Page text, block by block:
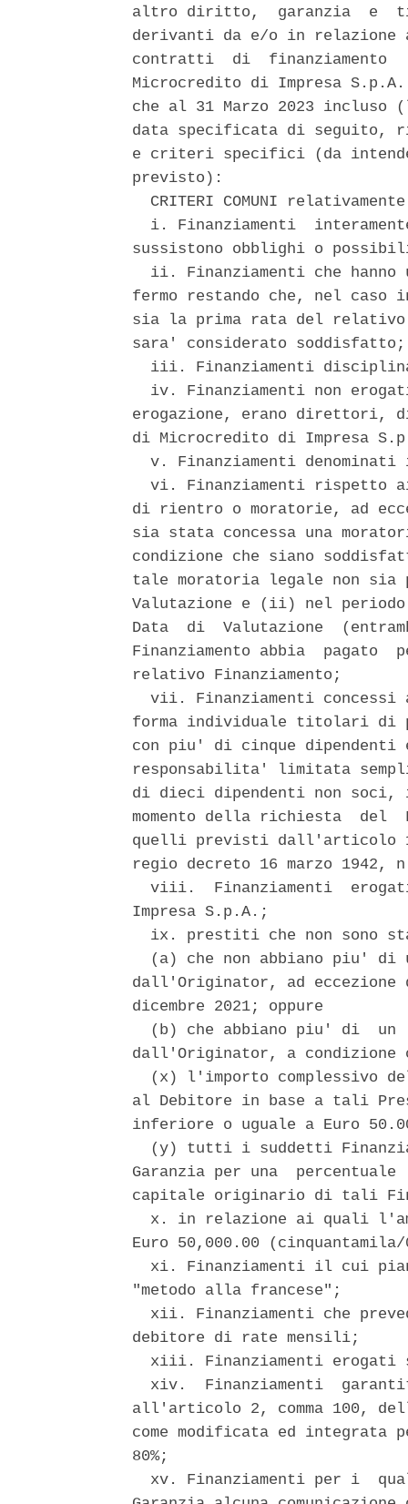
altro diritto,  garanzia  e
derivanti da e/o in
contratti  di
Microcredito di Impresa
che al 31 Marzo 2023
data specificata di seguito,
e criteri specifici (da
previsto):
CRITERI COMUNI
i. Finanziamenti
sussistono obblighi o
ii. Finanziamenti che hanno
fermo restando che, nel
sia la prima rata del
sara' considerato
iii. Finanziamenti
iv. Finanziamenti non
erogazione, erano direttori,
di Microcredito di Impresa
v. Finanziamenti denominati
vi. Finanziamenti rispetto
di rientro o moratorie, ad
sia stata concessa una
condizione che siano
tale moratoria legale non
Valutazione e (ii) nel
Data  di  Valutazione
Finanziamento abbia
relativo Finanziamento;
vii. Finanziamenti concessi
forma individuale titolari di
con piu' di cinque
responsabilita' limitata
di dieci dipendenti non soci,
momento della richiesta  del
quelli previsti dall'articolo
regio decreto 16 marzo
viii.  Finanziamenti
Impresa S.p.A.;
ix. prestiti che non sono
(a) che non abbiano piu' di
dall'Originator, ad
dicembre 2021; oppure
(b) che abbiano piu' di  un
dall'Originator, a condizione
(x) l'importo complessivo
al Debitore in base a tali
inferiore o uguale a Euro
(y) tutti i suddetti
Garanzia per una
capitale originario di tali
x. in relazione ai quali
Euro 50,000.00
xi. Finanziamenti il cui
"metodo alla francese";
xii. Finanziamenti che
debitore di rate mensili;
xiii. Finanziamenti
xiv.  Finanziamenti
all'articolo 2, comma 100,
come modificata ed
80%;
xv. Finanziamenti per i